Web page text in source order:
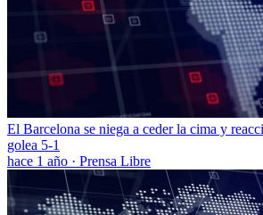
El Barcelona se niega a ceder la cima y
golea 5-1
hace 1 año · Prensa Libre